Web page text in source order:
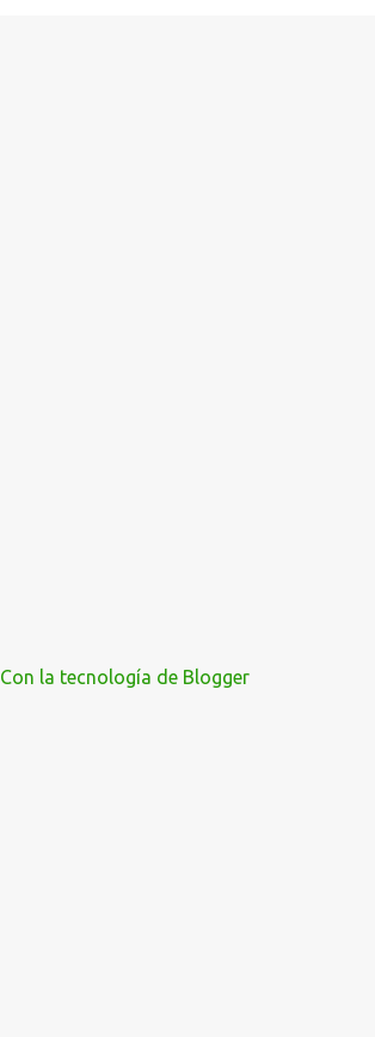
Con la tecnología de Blogger